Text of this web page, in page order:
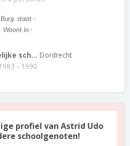
Burg. staat -
Woont in -
sch... Dordrecht
- 1990
profiel van Astrid Udo
schoolgenoten!